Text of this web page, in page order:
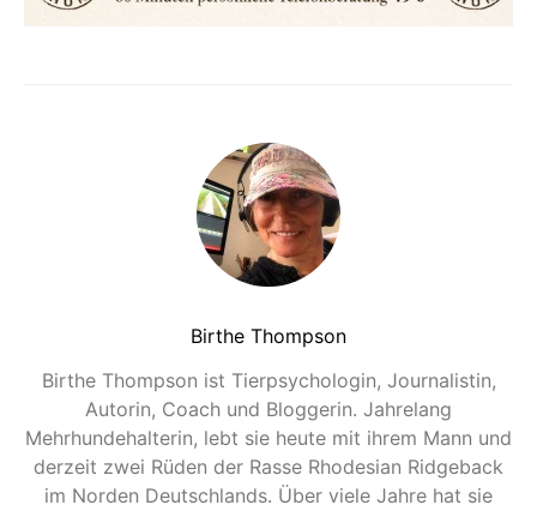
Birthe Thompson
Birthe Thompson ist Tierpsychologin, Journalistin,
Autorin, Coach und Bloggerin. Jahrelang
Mehrhundehalterin, lebt sie heute mit ihrem Mann und
derzeit zwei Rüden der Rasse Rhodesian Ridgeback
im Norden Deutschlands. Über viele Jahre hat sie